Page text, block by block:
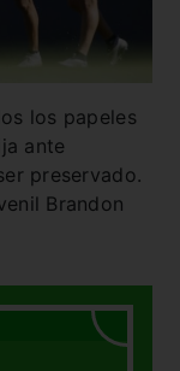
los papeles
ante
preservado.
Brandon